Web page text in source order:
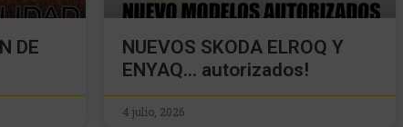
DE
NUEVOS SKODA ELROQ Y
ENYAQ… autorizados!
4 julio, 2026